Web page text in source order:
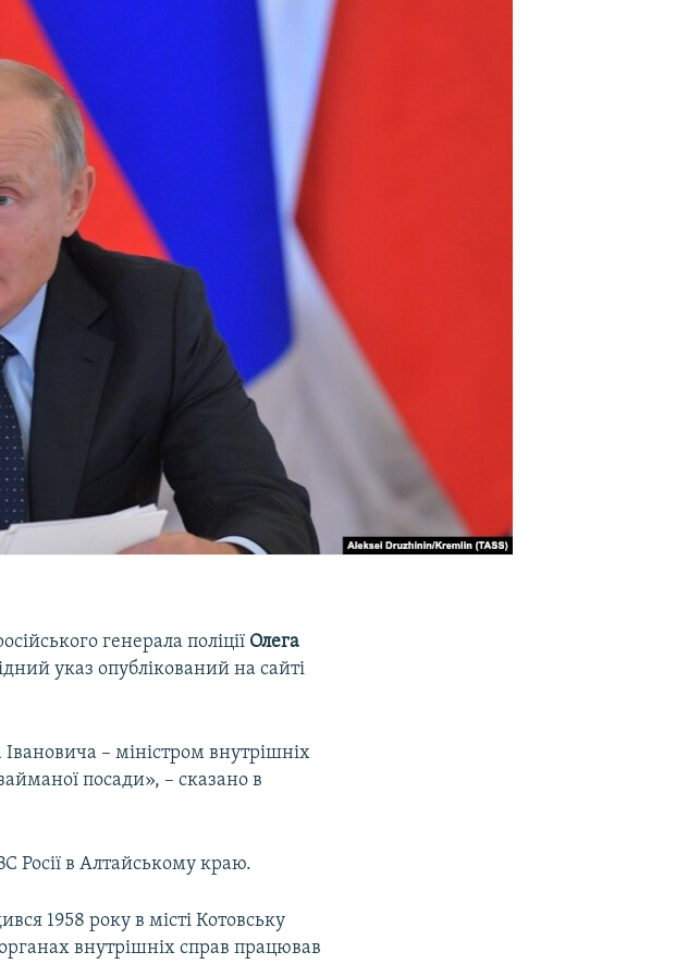
генерала поліції Олега
указ опублікований на сайті
– міністром внутрішніх
посади», – сказано в
Росії в Алтайському краю.
1958 року в місті Котовську
органах внутрішніх справ працював